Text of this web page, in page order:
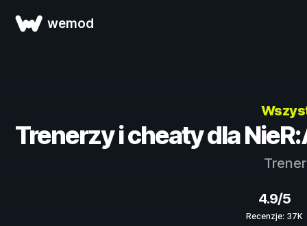
wemod
Trenerzy i cheaty dla
4.9/5
Recenzje: 37K